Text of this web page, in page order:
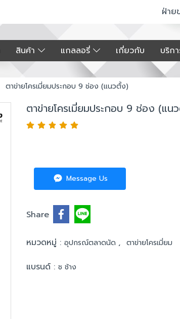
ฝ่าย
สินค้า แกลลอรี่ เกี่ยวกับ บริก
ตาข่ายโครเมี่ยมประกอบ 9 ช่อง (แนวตั้ง)
ตาข่ายโครเมี่ยมประกอบ 9 ช่อง (แน
Message Us
Share
หมวดหมู่ : อุปกรณ์ตลาดนัด , ตาข่ายโครเมี่ยม
แบรนด์ : ช ช้าง